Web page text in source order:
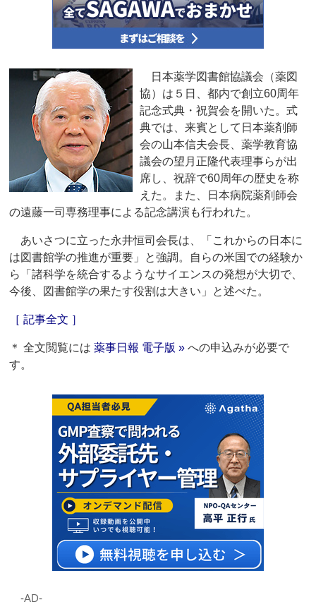
日本薬学図書館協議会（薬図
協）は５日、都内で創立60周年
記念式典・祝賀会を開いた。式
典では、来賓として日本薬剤師
会の山本信夫会長、薬学教育協
議会の望月正隆代表理事らが出
席し、祝辞で60周年の歴史を称
えた。また、日本病院薬剤師会
の遠藤一司専務理事による記念講演も行われた。
あいさつに立った永井恒司会長は、「これからの日本に
は図書館学の推進が重要」と強調。自らの米国での経験か
ら「諸科学を統合するようなサイエンスの発想が大切で、
今後、図書館学の果たす役割は大きい」と述べた。
［ 記事全文 ］
＊ 全文閲覧には薬事日報 電子版 » への申込みが必要で
す。
‐AD‐